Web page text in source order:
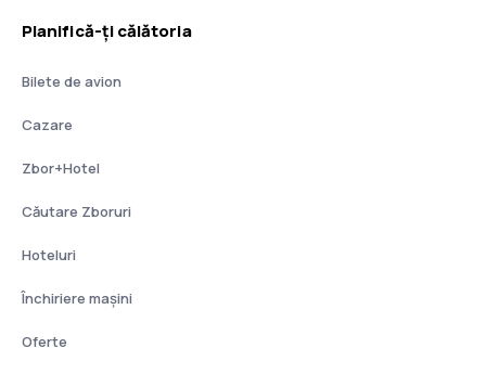
Planifică-ți călătoria
Bilete de avion
Cazare
Zbor+Hotel
Căutare Zboruri
Hoteluri
Închiriere mașini
Oferte